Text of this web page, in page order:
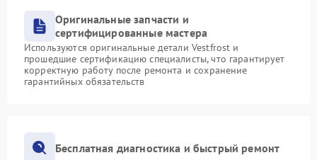
Оригинальные запчасти и
сертифицированные мастера
Используются оригинальные детали Vestfrost и
прошедшие сертификацию специалисты, что гарантирует
корректную работу после ремонта и сохранение
гарантийных обязательств
Бесплатная диагностика и быстрый ремонт